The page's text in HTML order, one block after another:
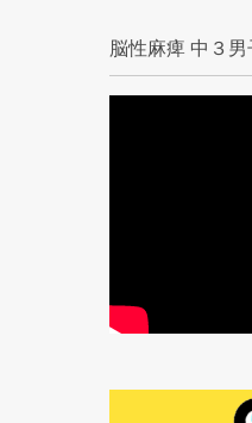
脳性麻痺 中３